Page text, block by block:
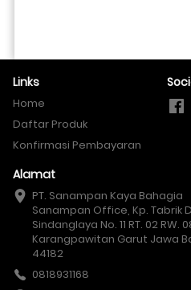
Links
Home
Daftar Produk
Konfirmasi Pembayaran
Alamat
PT. Sanampan Kaya Bahagia
Sanampan Office, Kp. Tabrik
Sindanglaya No. 11 RT. 02 RW.
Karangpawitan Garut Jawa
44182
0818931168